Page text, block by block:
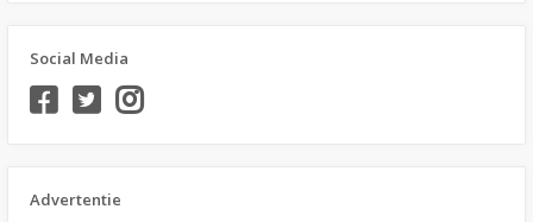
Social Media
Advertentie